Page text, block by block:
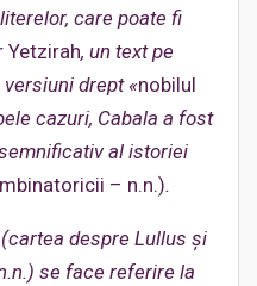
care poate fi
Yetzirah, un text pe
drept «nobilul
cazuri, Cabala a fost
al istoriei
– n.n.).
despre Lullus și
se face referire la